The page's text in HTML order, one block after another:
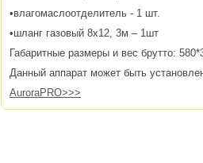
•влагомаслоотделитель - 1 шт.
•шланг газовый 8х12, 3м – 1шт
Габаритные размеры и вес брутто:
Данный аппарат может быть
AuroraPRO>>>